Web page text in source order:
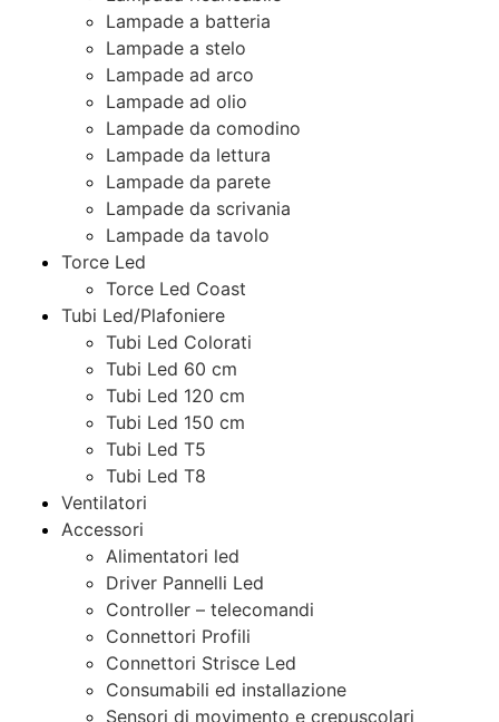
Lampade a batteria
Lampade a stelo
Lampade ad arco
Lampade ad olio
Lampade da comodino
Lampade da lettura
Lampade da parete
Lampade da scrivania
Lampade da tavolo
Torce Led
Torce Led Coast
Tubi Led/Plafoniere
Tubi Led Colorati
Tubi Led 60 cm
Tubi Led 120 cm
Tubi Led 150 cm
Tubi Led T5
Tubi Led T8
Ventilatori
Accessori
Alimentatori led
Driver Pannelli Led
Controller – telecomandi
Connettori Profili
Connettori Strisce Led
Consumabili ed installazione
Sensori di movimento e crepuscolari